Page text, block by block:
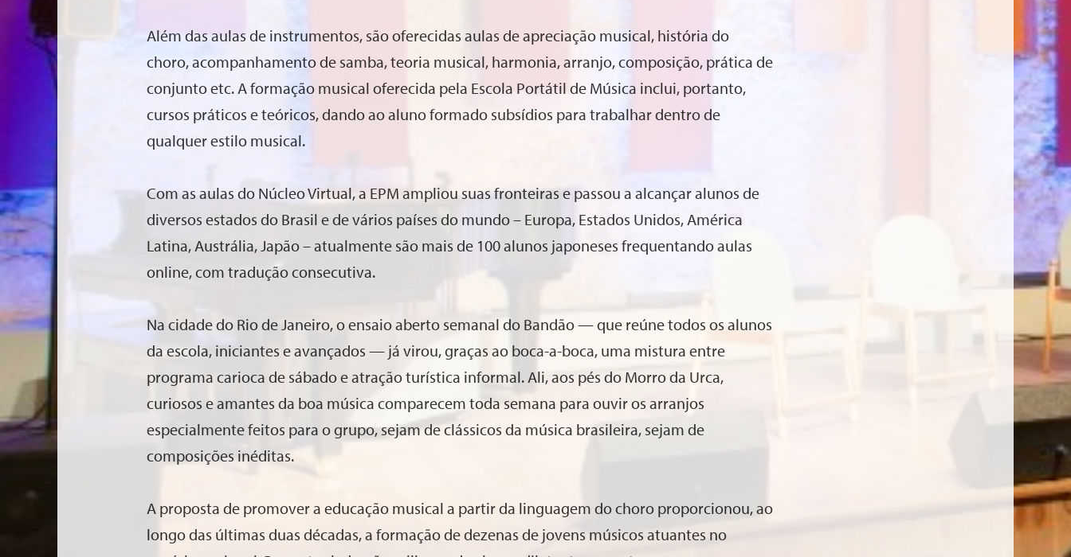
Além das aulas de instrumentos, são oferecidas aulas de apreciação musical, história do
choro, acompanhamento de samba, teoria musical, harmonia, arranjo, composição, prática de
conjunto etc. A formação musical oferecida pela Escola Portátil de Música inclui, portanto,
cursos práticos e teóricos, dando ao aluno formado subsídios para trabalhar dentro de
qualquer estilo musical.
Com as aulas do Núcleo Virtual, a EPM ampliou suas fronteiras e passou a alcançar alunos de
diversos estados do Brasil e de vários países do mundo – Europa, Estados Unidos, América
Latina, Austrália, Japão – atualmente são mais de 100 alunos japoneses frequentando aulas
online, com tradução consecutiva.
Na cidade do Rio de Janeiro, o ensaio aberto semanal do Bandão — que reúne todos os alunos
da escola, iniciantes e avançados — já virou, graças ao boca-a-boca, uma mistura entre
programa carioca de sábado e atração turística informal. Ali, aos pés do Morro da Urca,
curiosos e amantes da boa música comparecem toda semana para ouvir os arranjos
especialmente feitos para o grupo, sejam de clássicos da música brasileira, sejam de
composições inéditas.
A proposta de promover a educação musical a partir da linguagem do choro proporcionou, ao
longo das últimas duas décadas, a formação de dezenas de jovens músicos atuantes no